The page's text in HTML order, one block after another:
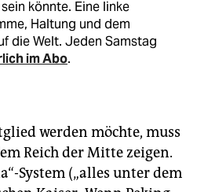
könnte. Eine linke
Haltung und dem
die Welt. Jeden Samstag
im Abo.
werden möchte, muss
Reich der Mitte zeigen.
System („alles unter dem